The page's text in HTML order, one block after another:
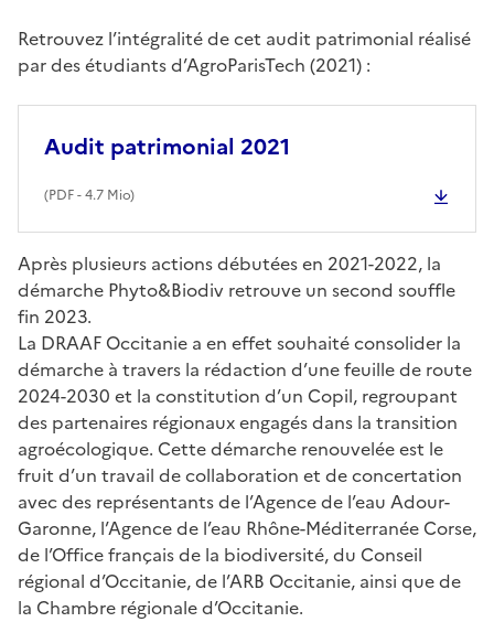
Retrouvez l’intégralité de cet audit patrimonial réalisé
par des étudiants d’AgroParisTech (2021) :
Audit patrimonial 2021
(PDF- 4.7 Mio)
Après plusieurs actions débutées en 2021-2022, la
démarche Phyto&Biodiv retrouve un second souffle
fin 2023.
La DRAAF Occitanie a en effet souhaité consolider la
démarche à travers la rédaction d’une feuille de route
2024-2030 et la constitution d’un Copil, regroupant
des partenaires régionaux engagés dans la transition
agroécologique. Cette démarche renouvelée est le
fruit d’un travail de collaboration et de concertation
avec des représentants de l’Agence de l’eau Adour-
Garonne, l’Agence de l’eau Rhône-Méditerranée Corse,
de l’Office français de la biodiversité, du Conseil
régional d’Occitanie, de l’ARB Occitanie, ainsi que de
la Chambre régionale d’Occitanie.